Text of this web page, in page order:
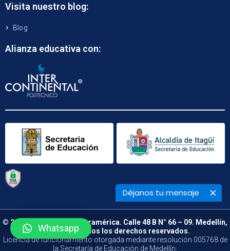
Déjanos tu mensaje
Visita nuestro blog:
Blog
Alianza educativa con:
© 2026 Politécnico de Suramérica. Calle 48 B N° 66 – 09. Medellín,
Colombia. Todos los derechos reservados.
Licencia de funcionamiento otorgada mediante resolución 005768 de
la Secretaría de Educación de Medellín.
Whatsapp